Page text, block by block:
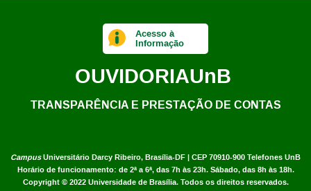
CampusUniversitário Darcy Ribeiro, Brasília-DF | CEP 70910-900 Telefones UnB
Horário de funcionamento: de 2ª a 6ª, das 7h às 23h. Sábado, das 8h às 18h.
Copyright © 2022 Universidade de Brasília. Todos os direitos reservados.
Acesso à
Informação
OUVIDORIAUnB
TRANSPARÊNCIA E PRESTAÇÃO DE CONTAS